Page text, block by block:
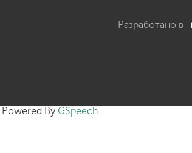
Разработано в
Powered By GSpeech